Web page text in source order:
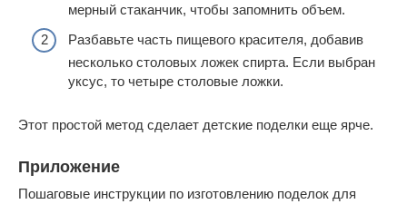
мерный стаканчик, чтобы запомнить объем.
Разбавьте часть пищевого красителя, добавив
несколько столовых ложек спирта. Если выбран
уксус, то четыре столовые ложки.
Этот простой метод сделает детские поделки еще ярче.
Приложение
Пошаговые инструкции по изготовлению поделок для